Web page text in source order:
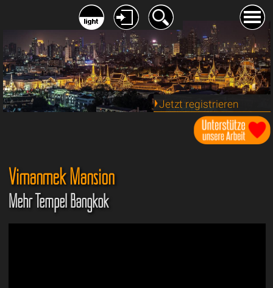
Jetzt registrieren
Vimanmek Mansion
Mehr Tempel Bangkok